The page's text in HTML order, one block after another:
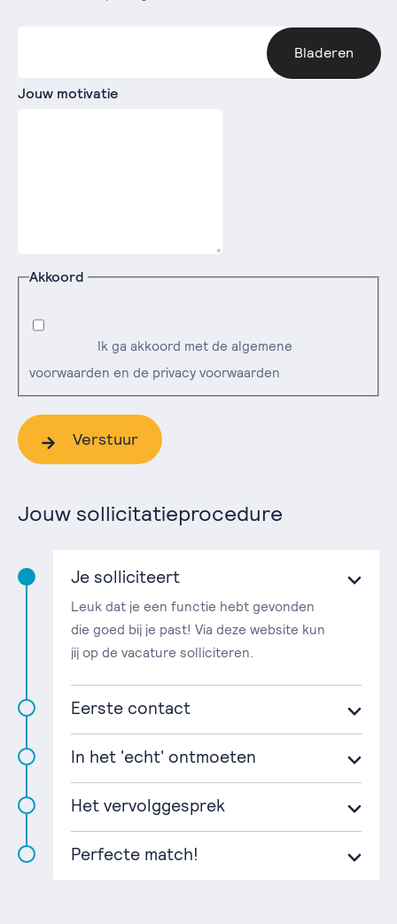
Bladeren
Jouw motivatie
Akkoord
Ik ga akkoord met de algemene
voorwaarden en de privacy voorwaarden
Verstuur
Jouw sollicitatieprocedure
Je solliciteert
Leuk dat je een functie hebt gevonden
die goed bij je past! Via deze website kun
jij op de vacature solliciteren.
Eerste contact
In het 'echt' ontmoeten
Het vervolggesprek
Perfecte match!